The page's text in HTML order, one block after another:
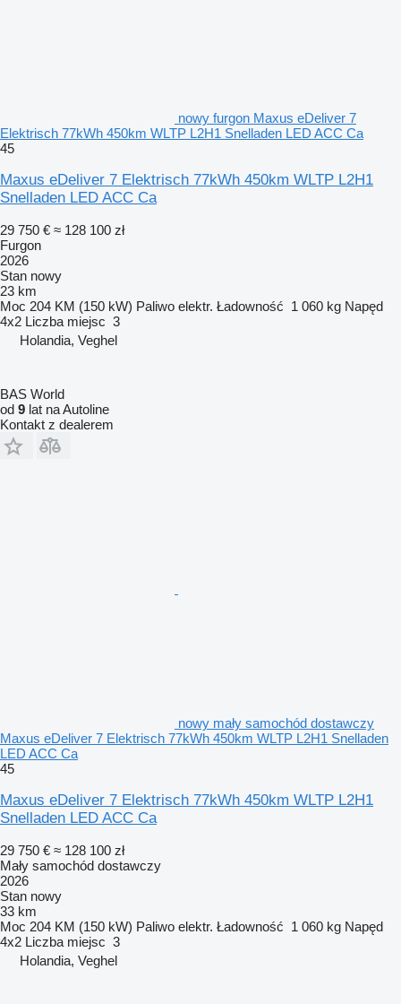
nowy furgon Maxus eDeliver 7
Elektrisch 77kWh 450km WLTP L2H1 Snelladen LED ACC Ca
45
Maxus eDeliver 7 Elektrisch 77kWh 450km WLTP L2H1
Snelladen LED ACC Ca
29 750 € ≈ 128 100 zł
Furgon
2026
Stan nowy
23 km
Moc 204 KM (150 kW) Paliwo elektr. Ładowność 1 060 kg Napęd
4x2 Liczba miejsc 3
Holandia, Veghel
BAS World
od 9 lat na Autoline
Kontakt z dealerem
nowy mały samochód dostawczy
Maxus eDeliver 7 Elektrisch 77kWh 450km WLTP L2H1 Snelladen
LED ACC Ca
45
Maxus eDeliver 7 Elektrisch 77kWh 450km WLTP L2H1
Snelladen LED ACC Ca
29 750 € ≈ 128 100 zł
Mały samochód dostawczy
2026
Stan nowy
33 km
Moc 204 KM (150 kW) Paliwo elektr. Ładowność 1 060 kg Napęd
4x2 Liczba miejsc 3
Holandia, Veghel